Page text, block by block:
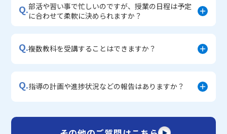
Q.部活や習い事で忙しいのですが、授業の日程は予定
に合わせて柔軟に決められますか？
Q.複数教科を受講することはできますか？
Q.指導の計画や進捗状況などの報告はありますか？